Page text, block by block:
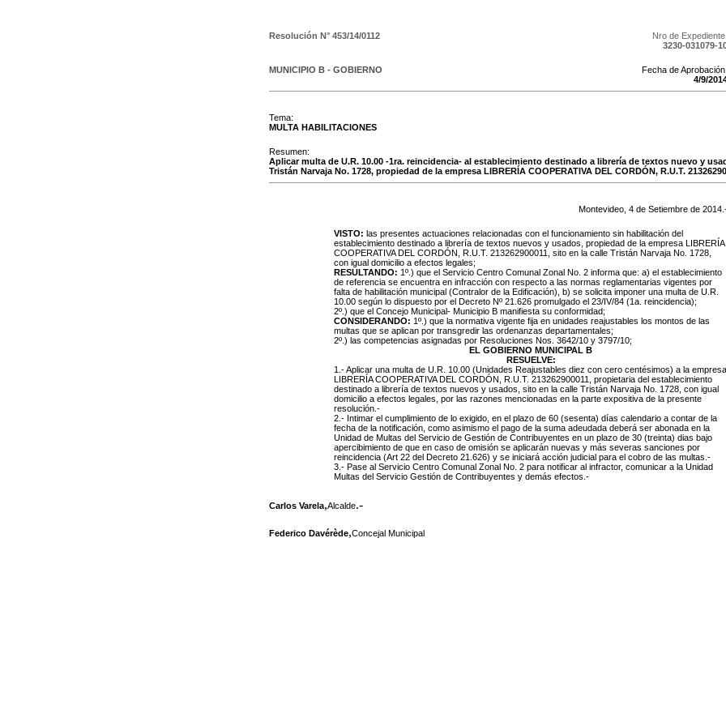
Resolución N° 453/14/0112
Nro de
3230-031079-
MUNICIPIO B - GOBIERNO
Fecha de
4/9/
Tema:
MULTA HABILITACIONES
Resumen:
Aplicar multa de U.R. 10.00 -1ra. reincidencia- al establecimiento destinado a librería de textos nuevo y
Tristán Narvaja No. 1728, propiedad de la empresa LIBRERÍA COOPERATIVA DEL CORDÓN, R.U.T.
Montevideo, 4 de Setiembre de 2014
VISTO: las presentes actuaciones relacionadas con el funcionamiento sin habilitación del
establecimiento destinado a librería de textos nuevos y usados, propiedad de la empresa LIBRERÍA
COOPERATIVA DEL CORDÓN, R.U.T. 213262900011, sito en la calle Tristán Narvaja No. 1728,
con igual domicilio a efectos legales;
RESULTANDO: 1º.) que el Servicio Centro Comunal Zonal No. 2 informa que: a) el establecimiento
de referencia se encuentra en infracción con respecto a las normas reglamentarias vigentes por
falta de habilitación municipal (Contralor de la Edificación), b) se solicita imponer una multa de U.R.
10.00 según lo dispuesto por el Decreto Nº 21.626 promulgado el 23/IV/84 (1a. reincidencia);
2º.) que el Concejo Municipal- Municipio B manifiesta su conformidad;
CONSIDERANDO: 1º.) que la normativa vigente fija en unidades reajustables los montos de las
multas que se aplican por transgredir las ordenanzas departamentales;
2º.) las competencias asignadas por Resoluciones Nos. 3642/10 y 3797/10;
EL GOBIERNO MUNICIPAL B
RESUELVE:
1.- Aplicar una multa de U.R. 10.00 (Unidades Reajustables diez con cero centésimos) a la empresa
LIBRERÍA COOPERATIVA DEL CORDÓN, R.U.T. 213262900011, propietaria del establecimiento
destinado a librería de textos nuevos y usados, sito en la calle Tristán Narvaja No. 1728, con igual
domicilio a efectos legales, por las razones mencionadas en la parte expositiva de la presente
resolución.-
2.- Intimar el cumplimiento de lo exigido, en el plazo de 60 (sesenta) días calendario a contar de la
fecha de la notificación, como asimismo el pago de la suma adeudada deberá ser abonada en la
Unidad de Multas del Servicio de Gestión de Contribuyentes en un plazo de 30 (treinta) dias bajo
apercibimiento de que en caso de omisión se aplicarán nuevas y más severas sanciones por
reincidencia (Art 22 del Decreto 21.626) y se iniciará acción judicial para el cobro de las multas.-
3.- Pase al Servicio Centro Comunal Zonal No. 2 para notificar al infractor, comunicar a la Unidad
Multas del Servicio Gestión de Contribuyentes y demás efectos.-
Carlos Varela,Alcalde.-
Federico Davérède,Concejal Municipal